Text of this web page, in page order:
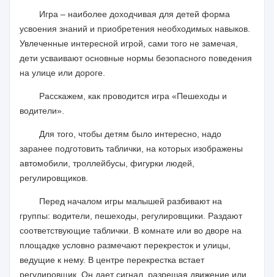
Игра – наиболее доходчивая для детей форма
усвоения знаний и приобретения необходимых навыков.
Увлеченные интересной игрой, сами того не замечая,
дети усваивают основные нормы безопасного поведения
на улице или дороге.
Расскажем, как проводится игра «Пешеходы и
водители».
Для того, чтобы детям было интересно, надо
заранее подготовить таблички, на которых изображены
автомобили, троллейбусы, фигурки людей,
регулировщиков.
Перед началом игры малышей разбивают на
группы: водители, пешеходы, регулировщики. Раздают
соответствующие таблички. В комнате или во дворе на
площадке условно размечают перекресток и улицы,
ведущие к нему. В центре перекрестка встает
регулировщик. Он дает сигнал, разрешая движение или